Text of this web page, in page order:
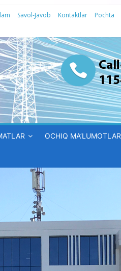
Savol-Javob Kontaktlar Pochta
OCHIQ MA’LUMOTLAR